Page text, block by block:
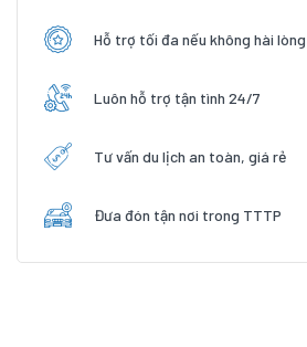
Hỗ trợ tối đa nếu không hài lòng
Luôn hỗ trợ tận tình 24/7
Tư vấn du lịch an toàn, giá rẻ
Đưa đón tận nơi trong TTTP